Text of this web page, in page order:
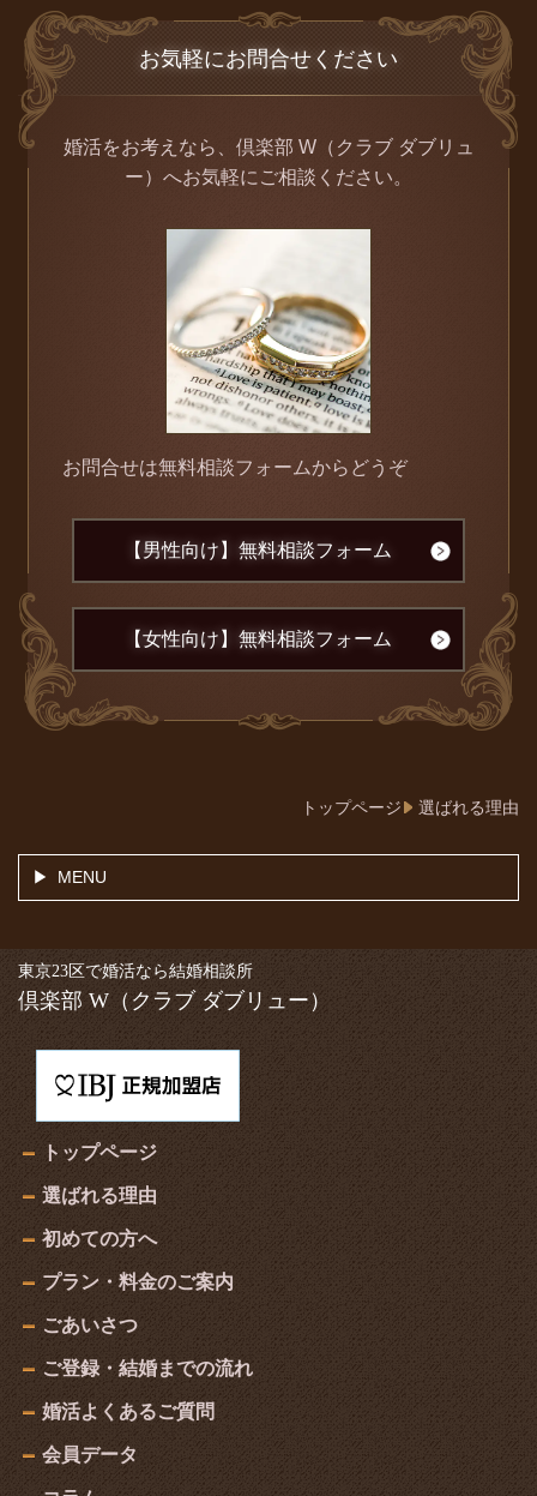
お気軽にお問合せください
婚活をお考えなら、倶楽部 W（クラブ ダブリュ
ー）へお気軽にご相談ください。
お問合せは無料相談フォームからどうぞ
【男性向け】無料相談フォーム
【女性向け】無料相談フォーム
トップページ 選ばれる理由
MENU
東京23区で婚活なら結婚相談所
倶楽部 W （クラブ ダブリュー）
トップページ
選ばれる理由
初めての方へ
プラン・料金のご案内
ごあいさつ
ご登録・結婚までの流れ
婚活よくあるご質問
会員データ